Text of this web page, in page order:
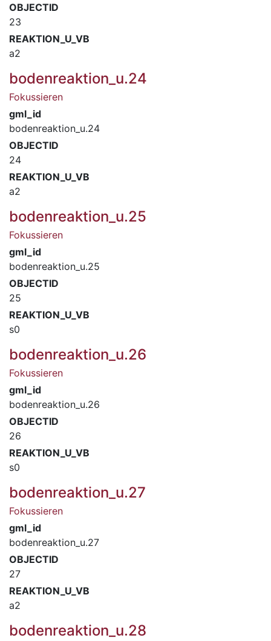
OBJECTID
23
REAKTION_U_VB
a2
bodenreaktion_u.24
Fokussieren
gml_id
bodenreaktion_u.24
OBJECTID
24
REAKTION_U_VB
a2
bodenreaktion_u.25
Fokussieren
gml_id
bodenreaktion_u.25
OBJECTID
25
REAKTION_U_VB
s0
bodenreaktion_u.26
Fokussieren
gml_id
bodenreaktion_u.26
OBJECTID
26
REAKTION_U_VB
s0
bodenreaktion_u.27
Fokussieren
gml_id
bodenreaktion_u.27
OBJECTID
27
REAKTION_U_VB
a2
bodenreaktion_u.28